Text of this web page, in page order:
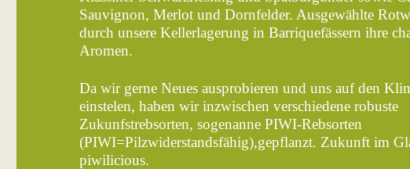
Sauvignon, Merlot und Dornfelder. Ausgewählte
durch unsere Kellerlagerung in Barriquefässern ihre
Aromen.
Da wir gerne Neues ausprobieren und uns auf den
einstelen, haben wir inzwischen verschiedene robuste
Zukunfstrebsorten, sogenanne PIWI-Rebsorten
(PIWI=Pilzwiderstandsfähig),gepflanzt. Zukunft im
piwilicious.